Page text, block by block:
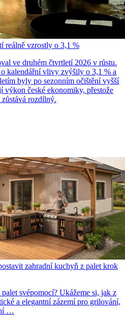
reálně vzrostly o 3,1 %
ve druhém čtvrtletí 2026 v růstu.
kalendářní vlivy zvýšily o 3,1 % a
byly po sezonním očištění vyšší
výkon české ekonomiky, přestože
rozdílný.
zahradní kuchyň z palet krok
svépomocí? Ukážeme si, jak z
a elegantní zázemí pro grilování,
…